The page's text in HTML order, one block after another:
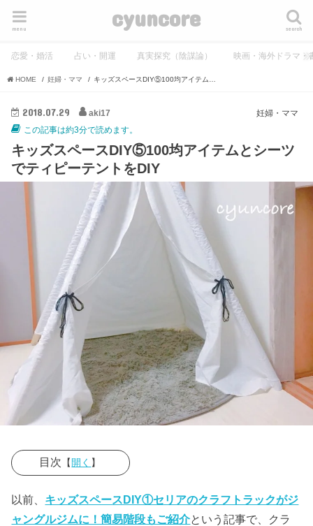
cyuncore search
menu
恋愛・婚活 占い・開運 真実探究（陰謀論） 映画・海外ドラマ・
HOME 妊婦・ママ
妊婦・ママ
2018.07.29
aki17
この記事は約3分で読めます。
キッズスペースDIY⑤100均アイテムとシーツ
でティピーテントをDIY
目次 【開く 】
› ティピーテン
トDIY①クラフ
以前、 キッズスペースDIY①セリアのクラフトラックがジ
ャングルジムに！簡易階段もご紹介という記事で、クラ